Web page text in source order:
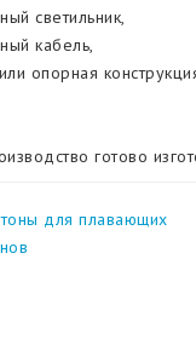
светильник,
кабель,
опорная
готово